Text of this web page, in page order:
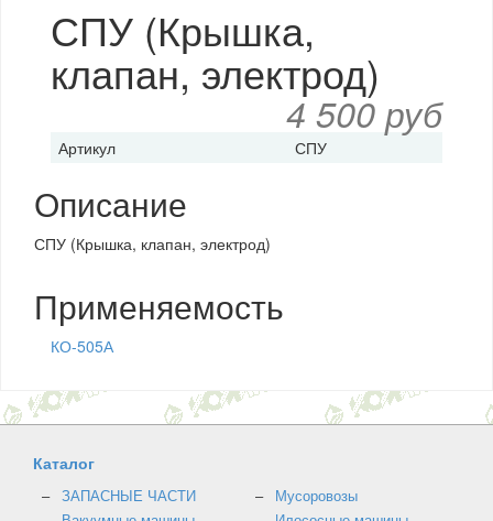
СПУ (Крышка,
клапан, электрод)
4 500 руб
Артикул СПУ
Описание
СПУ (Крышка, клапан, электрод)
Применяемость
КО-505А
Каталог
ЗАПАСНЫЕ ЧАСТИ
Мусоровозы